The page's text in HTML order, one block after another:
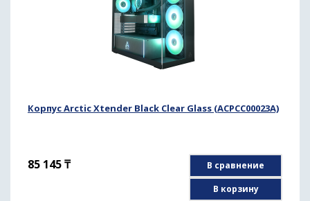
Корпус Arctic Xtender Black Clear Glass (ACPCC00023A)
85 145₸
В сравнение
В корзину